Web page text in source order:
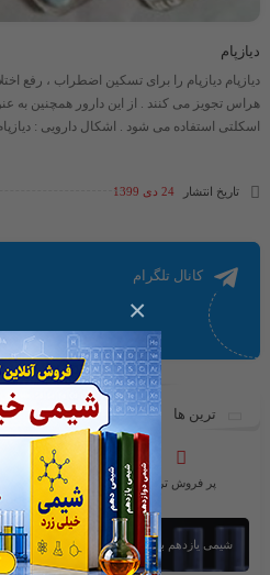
×
دیازپام
دیازپام دیازپام را برای تسکین اضطراب ، رفع
هراس تجویز می کنند . از این دارور همچنین به
اسکلتی استفاده می شود . اشکال دارویی :
تاریخ انتشار 24 دی 1399
کانال تلگرام
ترین ها
پر فروش ترین محبوب ترین
شیمی یازدهم بخش اول